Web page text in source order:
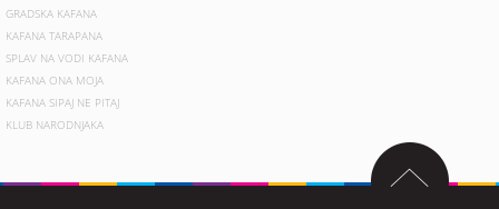
GRADSKA KAFANA
KAFANA TARAPANA
SPLAV NA VODI KAFANA
KAFANA ONA MOJA
KAFANA SIPAJ NE PITAJ
KLUB NARODNJAKA